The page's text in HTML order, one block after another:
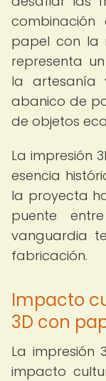
papel con la
representa
la artesanía
abanico de
de objetos
La impresión
esencia
la proyecta
puente
vanguardia
fabricación.
Impacto
3D con
La impresión
impacto